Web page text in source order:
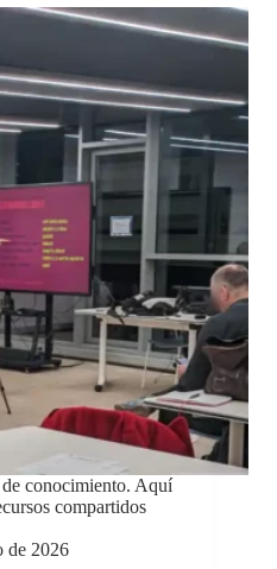
conocimiento. Aquí
compartidos
de 2026